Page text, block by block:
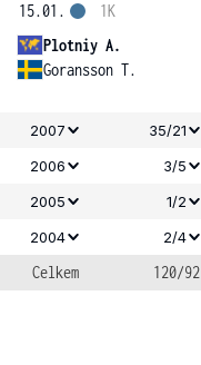
15.01.
Plotniy A.
Goransson T.
1K
2007 35/21
2006
3/5
2005 1/2
2004 2/4
Celkem 120/92